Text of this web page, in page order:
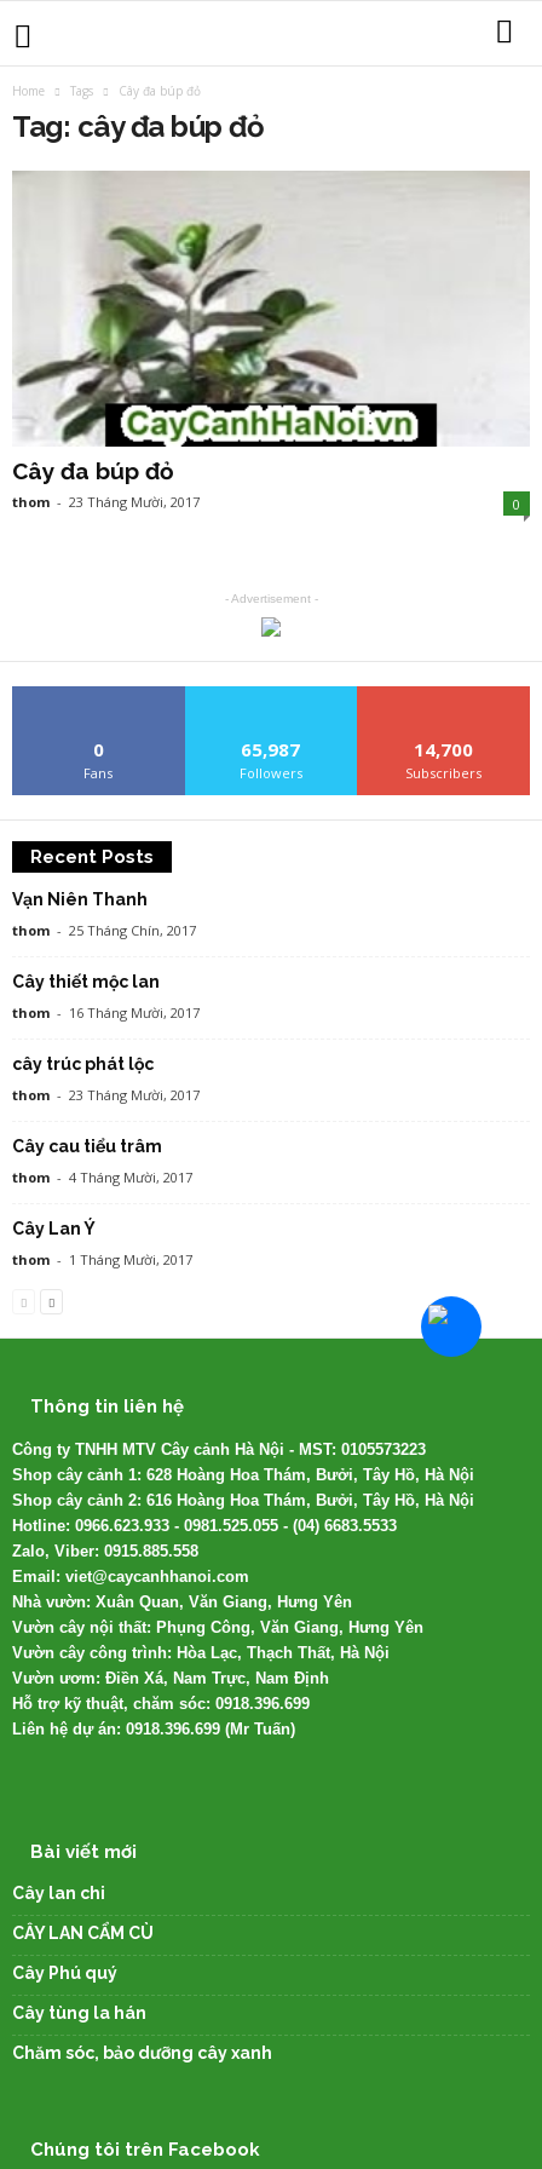
Home Tags Cây đa búp đỏ
Tag: cây đa búp đỏ
Cây đa búp đỏ
thom - 23 Tháng Mười, 2017 0
- Advertisement -
0
Fans
65,987
Followers
14,700
Subscribers
Recent Posts
Vạn Niên Thanh
thom - 25 Tháng Chín, 2017
Cây thiết mộc lan
thom - 16 Tháng Mười, 2017
cây trúc phát lộc
thom - 23 Tháng Mười, 2017
Cây cau tiểu trâm
thom - 4 Tháng Mười, 2017
Cây Lan Ý
thom - 1 Tháng Mười, 2017
Thông tin liên hệ
Công ty TNHH MTV Cây cảnh Hà Nội - MST: 0105573223
Shop cây cảnh 1: 628 Hoàng Hoa Thám, Bưởi, Tây Hồ, Hà Nội
Shop cây cảnh 2: 616 Hoàng Hoa Thám, Bưởi, Tây Hồ, Hà Nội
Hotline: 0966.623.933 - 0981.525.055 - (04) 6683.5533
Zalo, Viber: 0915.885.558
Email: viet@caycanhhanoi.com
Nhà vườn: Xuân Quan, Văn Giang, Hưng Yên
Vườn cây nội thất: Phụng Công, Văn Giang, Hưng Yên
Vườn cây công trình: Hòa Lạc, Thạch Thất, Hà Nội
Vườn ươm: Điền Xá, Nam Trực, Nam Định
Hỗ trợ kỹ thuật, chăm sóc: 0918.396.699
Liên hệ dự án: 0918.396.699 (Mr Tuấn)
Bài viết mới
Cây lan chi
CÂY LAN CẨM CÙ
Cây Phú quý
Cây tùng la hán
Chăm sóc, bảo dưỡng cây xanh
Chúng tôi trên Facebook